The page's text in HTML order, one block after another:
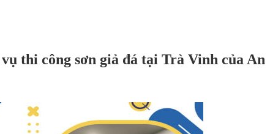
thi công sơn giả đá tại Trà Vinh của An